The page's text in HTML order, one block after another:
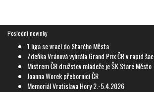
Poslední novinky
1.liga se vrací do Starého Města
Zdeňka Vránová vyhrála Grand Prix ČR v rapid
Mistrem ČR družstev mládeže je ŠK Staré Město
Joanna Worek přebornicí ČR
Memoriál Vratislava Hory 2.-5.4.2026